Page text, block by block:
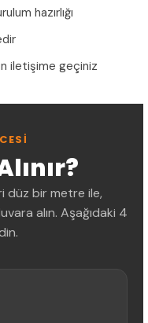
hazırlığı
iletişime geçiniz
düz bir metre ile,
alın. Aşağıdaki 4